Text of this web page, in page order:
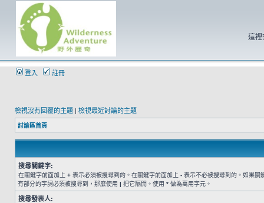
這裡
登入 註冊
檢視沒有回覆的主題 | 檢視最近討論的主題
討論區首頁
搜尋關鍵字:
在關鍵字前面加上 + 表示必須被搜尋到的。在關鍵字前面加上 - 表示不必被搜尋到的。如果關
有部分的字詞必須被搜尋到，那麼使用 | 把它隔開。使用 * 做為萬用字元。
搜尋發表人: